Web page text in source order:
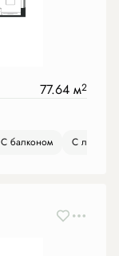
77.64 м2
С балконом С